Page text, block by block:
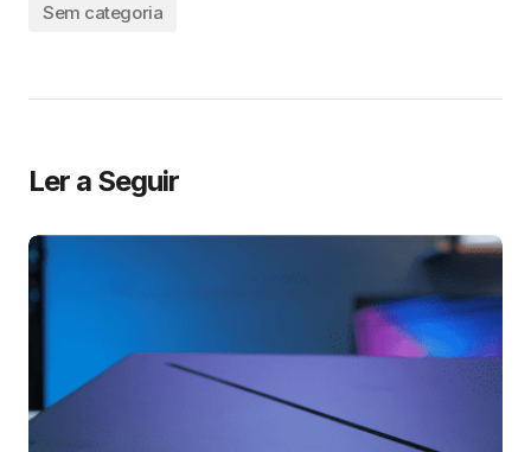
Sem categoria
Ler a Seguir